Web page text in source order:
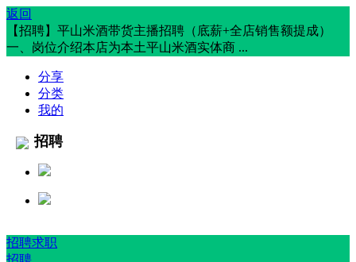
返回
【招聘】平山米酒带货主播招聘（底薪+全店销售额提成）
一、岗位介绍本店为本土平山米酒实体商 ...
分享
分类
我的
招聘
招聘求职